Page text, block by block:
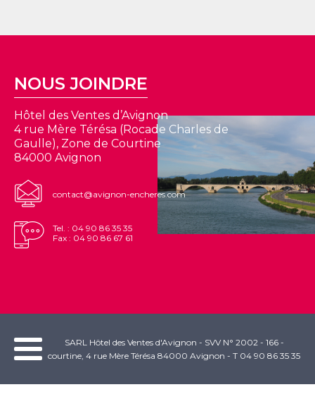
NOUS JOINDRE
Hôtel des Ventes d’Avignon
4 rue Mère Térésa (Rocade Charles de
Gaulle), Zone de Courtine
84000 Avignon
contact@avignon-encheres.com
Tel. : 04 90 86 35 35
Fax : 04 90 86 67 61
SARL Hôtel des Ventes d'Avignon - SVV N° 2002 - 166 -
courtine, 4 rue Mère Térésa 84000 Avignon - T 04 90 86 35 35